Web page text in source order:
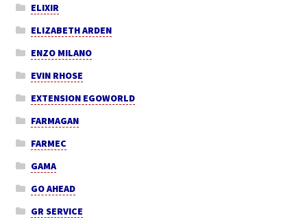
ELIXIR
ELIZABETH ARDEN
ENZO MILANO
EVIN RHOSE
EXTENSION EGOWORLD
FARMAGAN
FARMEC
GAMA
GO AHEAD
GR SERVICE